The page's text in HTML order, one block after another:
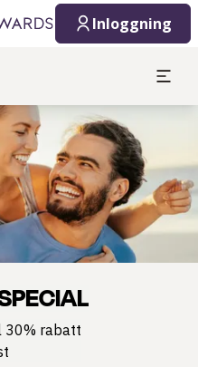
Inloggning
30% rabatt